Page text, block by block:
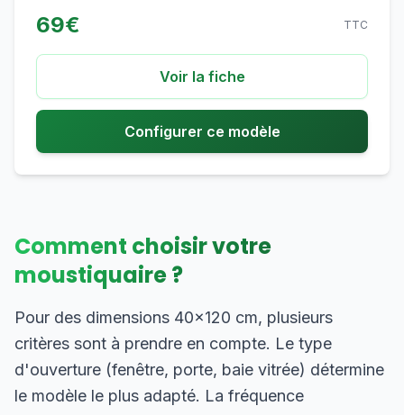
69€ TTC
Voir la fiche
Configurer ce modèle
Comment choisir votre
moustiquaire ?
Pour des dimensions 40×120 cm, plusieurs
critères sont à prendre en compte. Le type
d'ouverture (fenêtre, porte, baie vitrée) détermine
le modèle le plus adapté. La fréquence